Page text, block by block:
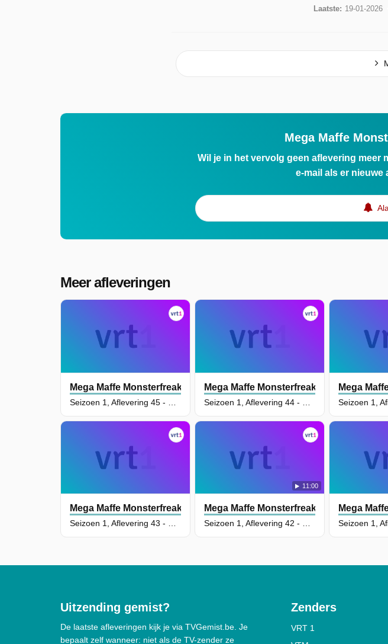
Laatste: 19-01-2026
Mega Maffe
Wil je in het vervolg geen aflevering meer
e-mail als er nieuwe
Meer afleveringen
Mega Maffe Monsterfreaks Mega Maffe Monsterfreaks
Mega Maffe Monsterfreaks
11:00
Mega Maffe Monsterfreaks
Mega
Mega
Uitzending gemist?
De laatste afleveringen kijk je via TVGemist.be. Je
bepaalt zelf wanneer: niet als de TV-zender ze
Zenders
VRT 1